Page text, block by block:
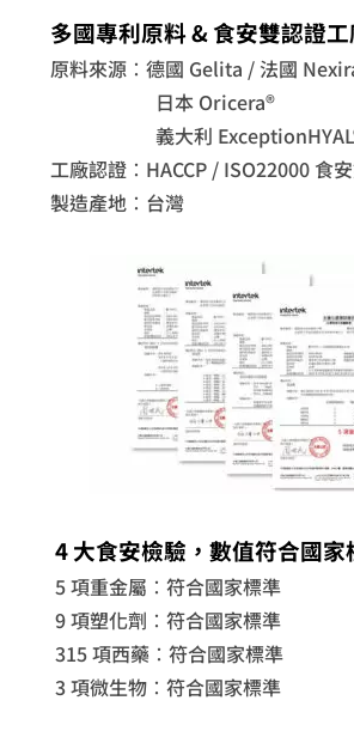
多國專利原料 & 食安雙認證
原料來源：德國 Gelita / 法國
日本 Oricera®
義大利
工廠認證：HACCP / ISO22000 食
製造產地：台灣
4 大食安檢驗，數值符合國家
5 項重金屬：符合國家標準
9 項塑化劑：符合國家標準
315 項西藥：符合國家標準
3 項微生物 ：符合國家標準